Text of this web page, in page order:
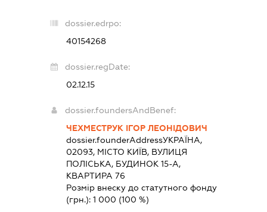
dossier.edrpo:
40154268
dossier.regDate:
02.12.15
dossier.foundersAndBenef:
ЧЕХМЕСТРУК ІГОР ЛЕОНІДОВИЧ
dossier.founderAddressУКРАЇНА,
02093, МІСТО КИЇВ, ВУЛИЦЯ
ПОЛІСЬКА, БУДИНОК 15-А,
КВАРТИРА 76
Розмір внеску до статутного фонду
(грн.): 1 000 (100 %)